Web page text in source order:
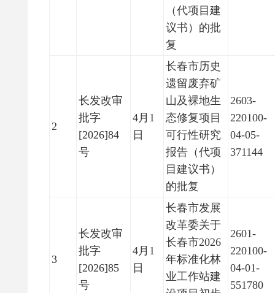
（代项目建
议书）的批
复
2
长发改审
批字
[2026]84
号
4月1
日
长春市历史
遗留废弃矿
山及裸地生
态修复项目
可行性研究
报告（代项
目建议书）
的批复
2603-
220100-
04-05-
371144
3
长发改审
批字
[2026]85
号
4月1
日
长春市发展
改革委关于
长春市2026
年标准化林
业工作站建
2601-
220100-
04-01-
551780